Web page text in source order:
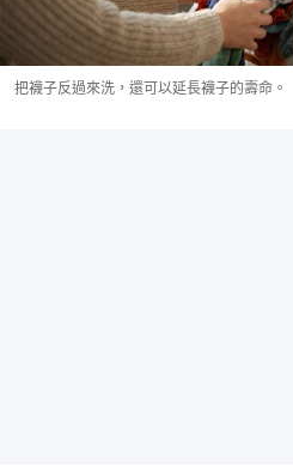
把襪子反過來洗，還可以延長襪子的壽命。